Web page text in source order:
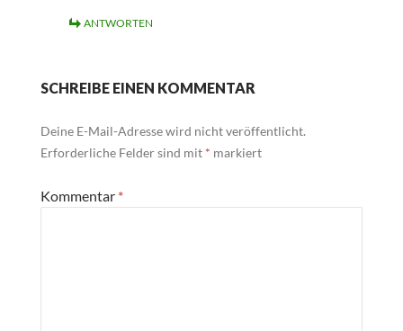
ANTWORTEN
SCHREIBE EINEN KOMMENTAR
Deine E-Mail-Adresse wird nicht veröffentlicht.
Erforderliche Felder sind mit * markiert
Kommentar *